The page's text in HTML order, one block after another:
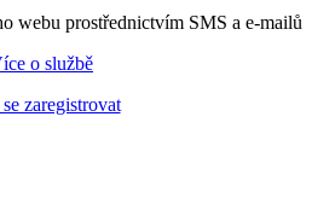
webu prostřednictvím SMS a e-mailů
o službě
zaregistrovat